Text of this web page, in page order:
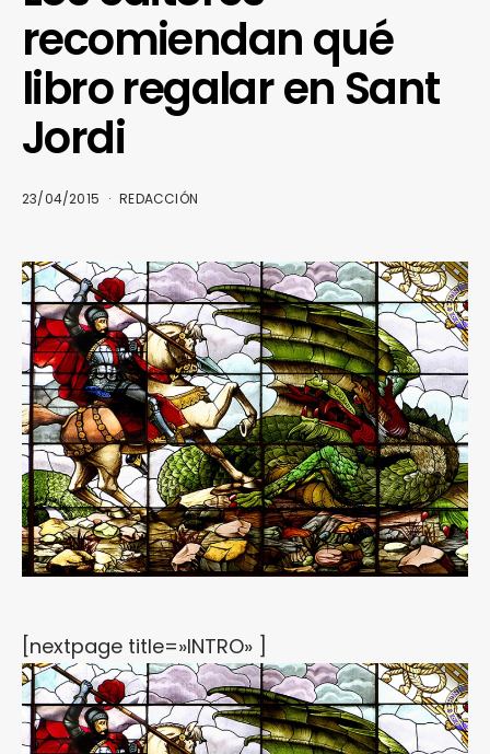
recomiendan qué
libro regalar en Sant
Jordi
23/04/2015 REDACCIÓN
[nextpage title=»INTRO» ]